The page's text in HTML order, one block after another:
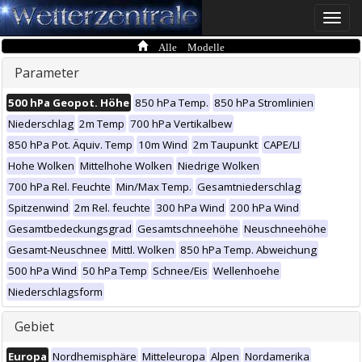
Toggle
Alle Modelle
Parameter
500 hPa Geopot. Höhe 850 hPa Temp. 850 hPa Stromlinien
Niederschlag 2m Temp 700 hPa Vertikalbew
850 hPa Pot. Äquiv. Temp 10m Wind 2m Taupunkt CAPE/LI
Hohe Wolken Mittelhohe Wolken Niedrige Wolken
700 hPa Rel. Feuchte Min/Max Temp. Gesamtniederschlag
Spitzenwind 2m Rel. feuchte 300 hPa Wind 200 hPa Wind
Gesamtbedeckungsgrad Gesamtschneehöhe Neuschneehöhe
Gesamt-Neuschnee Mittl. Wolken 850 hPa Temp. Abweichung
500 hPa Wind 50 hPa Temp Schnee/Eis Wellenhoehe
Niederschlagsform
Gebiet
Europa Nordhemisphäre Mitteleuropa Alpen Nordamerika